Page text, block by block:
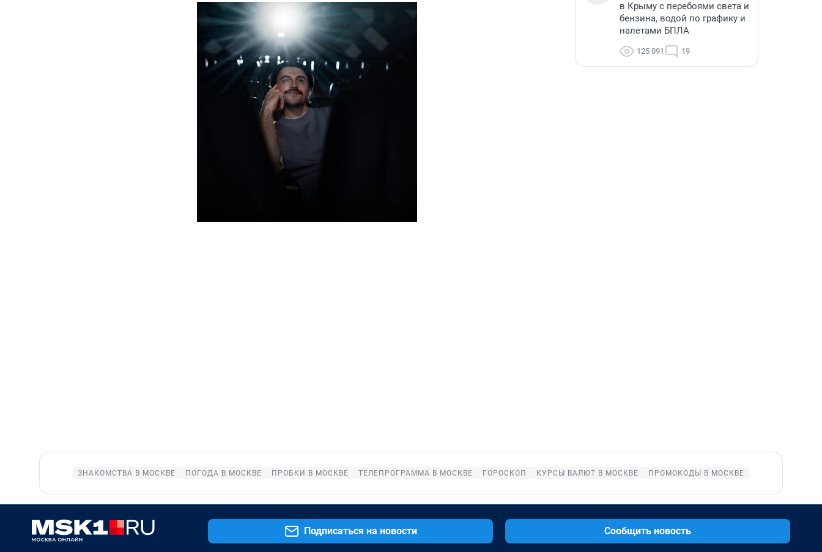
в Крыму с перебоями света и
бензина, водой по графику и
налетами БПЛА
125 091 19
ЗНАКОМСТВА В МОСКВЕ ПОГОДА В МОСКВЕ ПРОБКИ В МОСКВЕ ТЕЛЕПРОГРАММА В МОСКВЕ ГОРОСКОП КУРСЫ ВАЛЮТ В МОСКВЕ ПРОМОКОДЫ В МОСКВЕ
Подписаться на новости Сообщить новость